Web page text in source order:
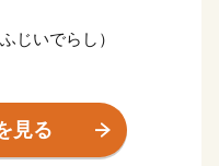
じいでらし）
寺から電車でたった
。
見る